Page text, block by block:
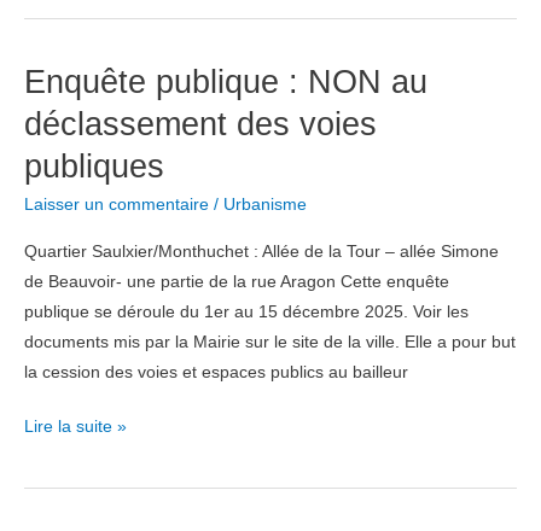
:
questions
candidats
Enquête publique : NON au
déclassement des voies
publiques
Laisser un commentaire / Urbanisme
Quartier Saulxier/Monthuchet : Allée de la Tour – allée Simone
de Beauvoir- une partie de la rue Aragon Cette enquête
publique se déroule du 1er au 15 décembre 2025. Voir les
documents mis par la Mairie sur le site de la ville. Elle a pour but
la cession des voies et espaces publics au bailleur
Enquête
:
Lire la suite »